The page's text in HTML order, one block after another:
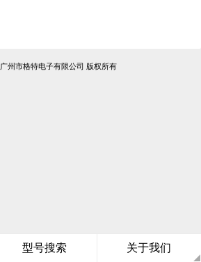
型号搜索 关于我们
州市格特电子有限公司 版权所有